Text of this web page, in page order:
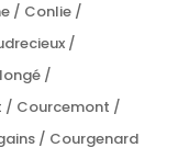
/ Conlie /
/
/
/ Courcemont /
/ Courgenard